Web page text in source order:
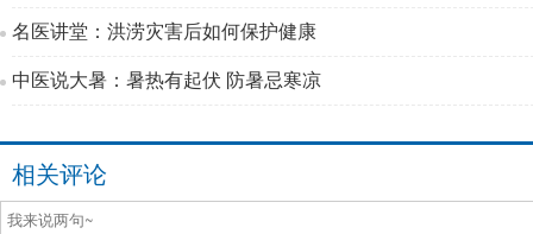
名医讲堂：洪涝灾害后如何保护健康
中医说大暑：暑热有起伏 防暑忌寒凉
相关评论